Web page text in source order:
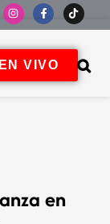
EN VIVO
en